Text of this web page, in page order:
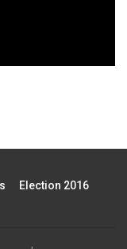
Election 2016